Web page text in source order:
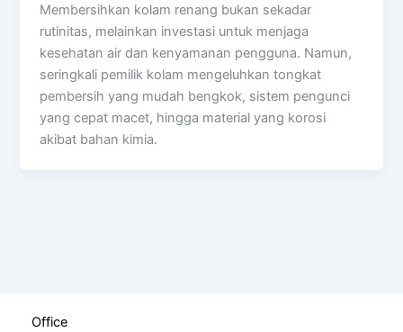
Membersihkan kolam renang bukan sekadar
rutinitas, melainkan investasi untuk menjaga
kesehatan air dan kenyamanan pengguna. Namun,
seringkali pemilik kolam mengeluhkan tongkat
pembersih yang mudah bengkok, sistem pengunci
yang cepat macet, hingga material yang korosi
akibat bahan kimia.
Office